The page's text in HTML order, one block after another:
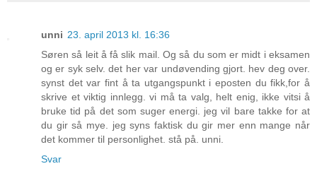
unni 23. april 2013 kl. 16:36
Søren så leit å få slik mail. Og så du som er midt i eksamen
og er syk selv. det her var undøvending gjort. hev deg over.
synst det var fint å ta utgangspunkt i eposten du fikk,for å
skrive et viktig innlegg. vi må ta valg, helt enig, ikke vitsi å
bruke tid på det som suger energi. jeg vil bare takke for at
du gir så mye. jeg syns faktisk du gir mer enn mange når
det kommer til personlighet. stå på. unni.
Svar